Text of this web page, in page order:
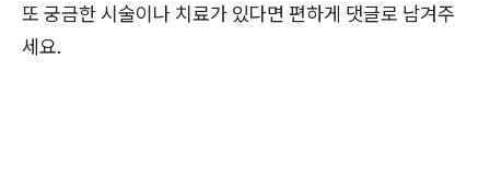
또 궁금한 시술이나 치료가 있다면 편하게 댓글로 남겨주
세요.